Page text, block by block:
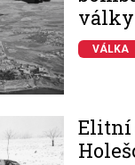
VÁLKA
Elitní